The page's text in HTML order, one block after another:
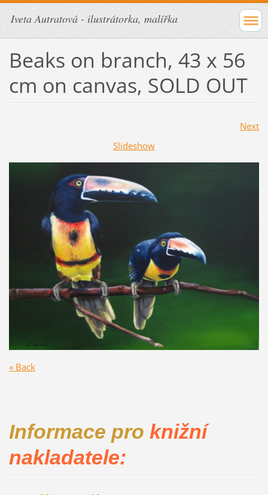
Iveta Autratová - ilustrátorka, malířka
Beaks on branch, 43 x 56
cm on canvas, SOLD OUT
Next
Slideshow
« Back
Informace pro knižní
nakladatele: